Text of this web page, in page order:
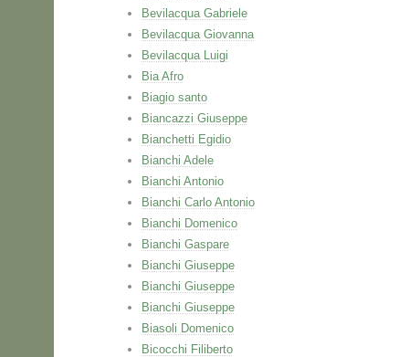
Bevilacqua Gabriele
Bevilacqua Giovanna
Bevilacqua Luigi
Bia Afro
Biagio santo
Biancazzi Giuseppe
Bianchetti Egidio
Bianchi Adele
Bianchi Antonio
Bianchi Carlo Antonio
Bianchi Domenico
Bianchi Gaspare
Bianchi Giuseppe
Bianchi Giuseppe
Bianchi Giuseppe
Biasoli Domenico
Bicocchi Filiberto